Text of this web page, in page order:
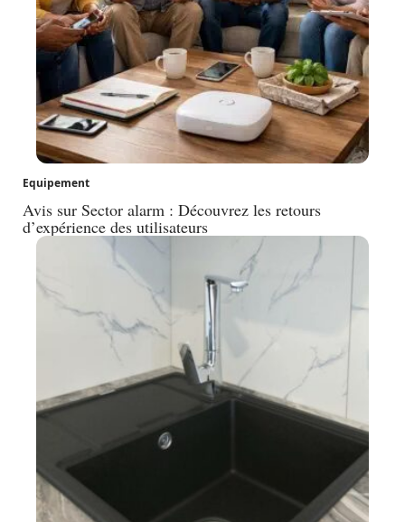
Equipement
Avis sur Sector alarm : Découvrez les retours
d’expérience des utilisateurs